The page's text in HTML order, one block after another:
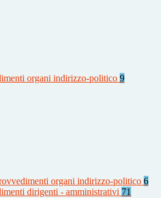
organi indirizzo-politico 9
organi indirizzo-politico 6
dirigenti - amministrativi 71